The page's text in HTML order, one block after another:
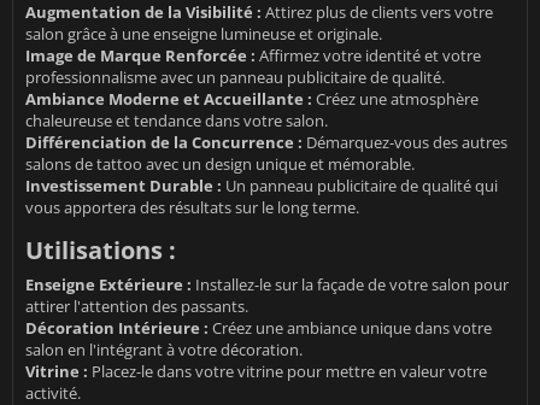
Augmentation de la Visibilité : Attirez plus de clients vers votre
salon grâce à une enseigne lumineuse et originale.
Image de Marque Renforcée : Affirmez votre identité et votre
professionnalisme avec un panneau publicitaire de qualité.
Ambiance Moderne et Accueillante : Créez une atmosphère
chaleureuse et tendance dans votre salon.
Différenciation de la Concurrence : Démarquez-vous des autres
salons de tattoo avec un design unique et mémorable.
Investissement Durable : Un panneau publicitaire de qualité qui
vous apportera des résultats sur le long terme.
Utilisations :
Enseigne Extérieure : Installez-le sur la façade de votre salon pour
attirer l'attention des passants.
Décoration Intérieure : Créez une ambiance unique dans votre
salon en l'intégrant à votre décoration.
Vitrine : Placez-le dans votre vitrine pour mettre en valeur votre
activité.